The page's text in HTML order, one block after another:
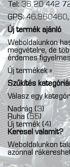
Tel: 36 20 442
GPS:
Új termék ajánló
Weboldalunkon
megvételre, de
érdemes
Új termékek »
Szűkítés
Válasz egy
Nadrág (3)
Ruha (55)
Új termék (4)
Keresel valamit?
Weboldalunkon
azonnal